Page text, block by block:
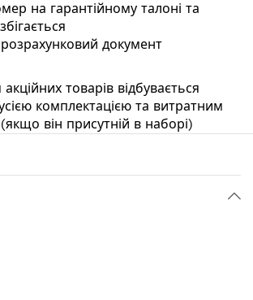
на гарантійному талоні та
документ
товарів відбувається
комплектацією та витратним
він присутній в наборі)